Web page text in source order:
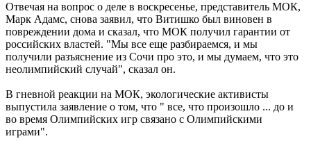
Отвечая на вопрос о деле в воскресенье, представитель МОК,
Марк Адамс, снова заявил, что Витишко был виновен в
повреждении дома и сказал, что МОК получил гарантии от
российских властей. "Мы все еще разбираемся, и мы
получили разъяснение из Сочи про это, и мы думаем, что это
неолимпийский случай", сказал он.
В гневной реакции на МОК, экологические активисты
выпустила заявление о том, что " все, что произошло ... до и
во время Олимпийских игр связано с Олимпийскими
играми".